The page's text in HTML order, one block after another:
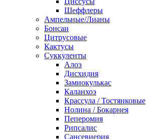
Шеффлеры
Ампельные/Лианы
Бонсаи
Цитрусовые
Кактусы
Суккуленты
Алоэ
Дисхидия
Замиокулькас
Каланхоэ
Крассула / Тостянковые
Нолина / Бокарнея
Пеперомия
Рипсалис
Сансевиерия